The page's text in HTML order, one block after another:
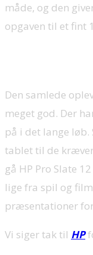
måde, og den
opgaven til et fint
Den samlede
meget god. Der
på i det lange løb.
tablet til de
gå HP Pro Slate
lige fra spil og
præsentationer
Vi siger tak til HP